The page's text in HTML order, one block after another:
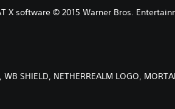
X software © 2015 Warner Bros.
WB SHIELD, NETHERREALM LOGO,